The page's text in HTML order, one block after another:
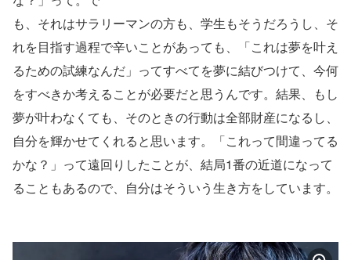
も、それはサラリーマンの方も、学生もそうだろうし、そ
れを目指す過程で辛いことがあっても、「これは夢を叶え
るための試練なんだ」ってすべてを夢に結びつけて、今何
をすべきか考えることが必要だと思うんです。結果、もし
夢が叶わなくても、そのときの行動は全部財産になるし、
自分を輝かせてくれると思います。「これって間違ってる
かな？」って遠回りしたことが、結局1番の近道になって
ることもあるので、自分はそういう生き方をしています。